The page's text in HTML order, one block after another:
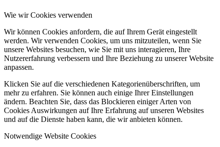
Wie wir Cookies verwenden
Wir können Cookies anfordern, die auf Ihrem Gerät eingestellt
werden. Wir verwenden Cookies, um uns mitzuteilen, wenn Sie
unsere Websites besuchen, wie Sie mit uns interagieren, Ihre
Nutzererfahrung verbessern und Ihre Beziehung zu unserer Website
anpassen.
Klicken Sie auf die verschiedenen Kategorienüberschriften, um
mehr zu erfahren. Sie können auch einige Ihrer Einstellungen
ändern. Beachten Sie, dass das Blockieren einiger Arten von
Cookies Auswirkungen auf Ihre Erfahrung auf unseren Websites
und auf die Dienste haben kann, die wir anbieten können.
Notwendige Website Cookies